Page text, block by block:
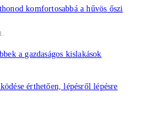
komfortosabbá a hűvös őszi
a gazdaságos kislakások
érthetően, lépésről lépésre